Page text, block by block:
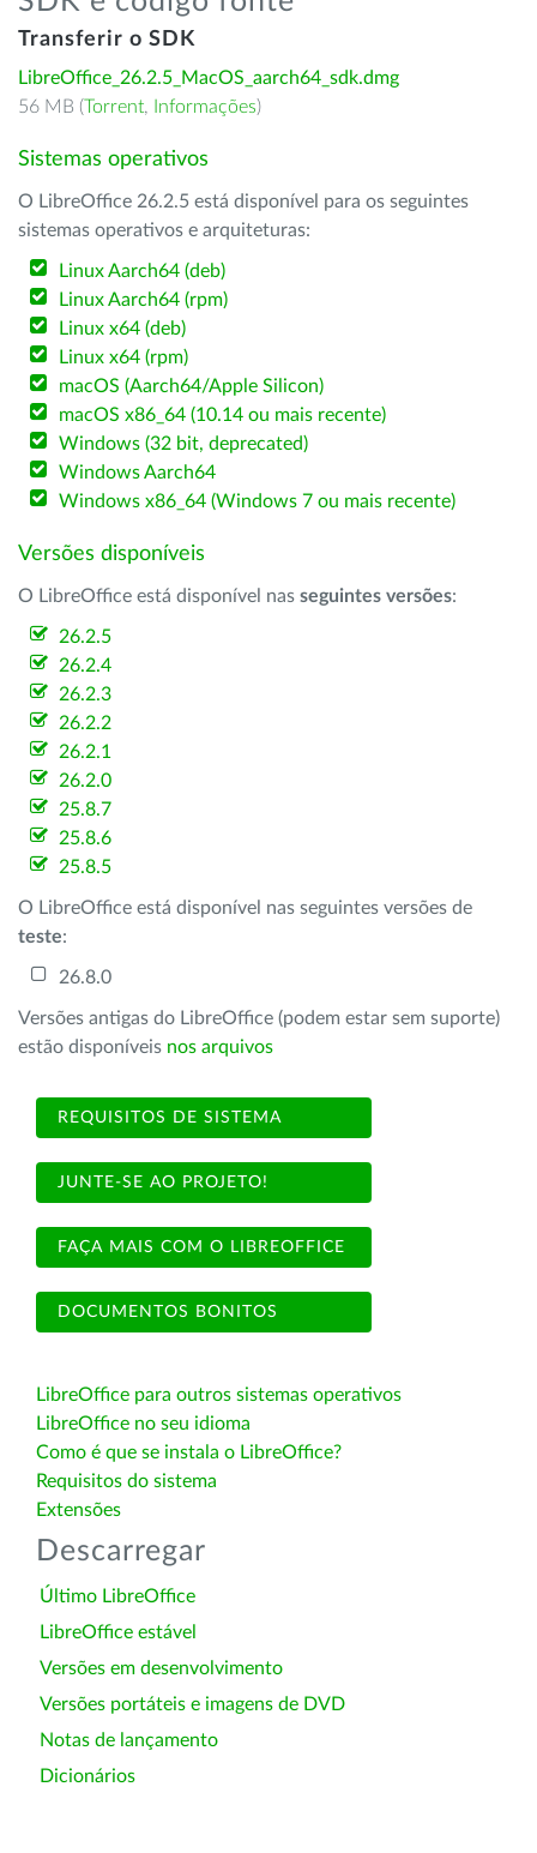
Transferir o SDK
LibreOffice_26.2.5_MacOS_aarch64_sdk.dmg
56 MB (Torrent, Informações)
Sistemas operativos
O LibreOffice 26.2.5 está disponível para os seguintes
sistemas operativos e arquiteturas:
Linux Aarch64 (deb)
Linux Aarch64 (rpm)
Linux x64 (deb)
Linux x64 (rpm)
macOS (Aarch64/Apple Silicon)
macOS x86_64 (10.14 ou mais recente)
Windows (32 bit, deprecated)
Windows Aarch64
Windows x86_64 (Windows 7 ou mais recente)
Versões disponíveis
O LibreOffice está disponível nas seguintes versões:
26.2.5
26.2.4
26.2.3
26.2.2
26.2.1
26.2.0
25.8.7
25.8.6
25.8.5
O LibreOffice está disponível nas seguintes versões de
teste:
26.8.0
Versões antigas do LibreOffice (podem estar sem suporte)
estão disponíveis nos arquivos
REQUISITOS DE SISTEMA
JUNTE-SE AO PROJETO!
FAÇA MAIS COM O LIBREOFFICE
DOCUMENTOS BONITOS
LibreOffice para outros sistemas operativos
LibreOffice no seu idioma
Como é que se instala o LibreOffice?
Requisitos do sistema
Extensões
Descarregar
Último LibreOffice
LibreOffice estável
Versões em desenvolvimento
Versões portáteis e imagens de DVD
Notas de lançamento
Dicionários